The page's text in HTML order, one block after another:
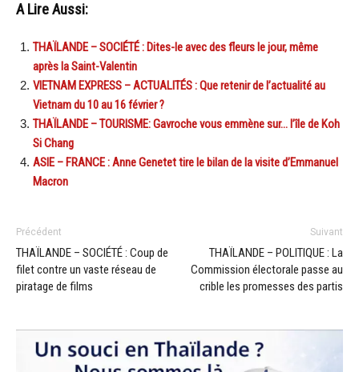
A Lire Aussi:
THAÏLANDE – SOCIÉTÉ : Dites-le avec des fleurs le jour, même
après la Saint-Valentin
VIETNAM EXPRESS – ACTUALITÉS : Que retenir de l’actualité au
Vietnam du 10 au 16 février ?
THAÏLANDE – TOURISME: Gavroche vous emmène sur… l’île de Koh
Si Chang
ASIE – FRANCE : Anne Genetet tire le bilan de la visite d’Emmanuel
Macron
Précédent
THAÏLANDE – SOCIÉTÉ : Coup de
filet contre un vaste réseau de
piratage de films
Suivant
THAÏLANDE – POLITIQUE : La
Commission électorale passe au
crible les promesses des partis